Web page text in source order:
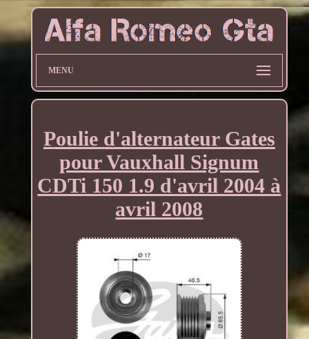
MENU
Poulie d'alternateur Gates
pour Vauxhall Signum
CDTi 150 1.9 d'avril 2004 à
avril 2008